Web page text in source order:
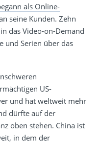
als Online-
seine Kunden. Zehn
das Video-on-Demand
und Serien über das
US-
und hat weltweit mehr
dürfte auf der
oben stehen. China ist
in dem der